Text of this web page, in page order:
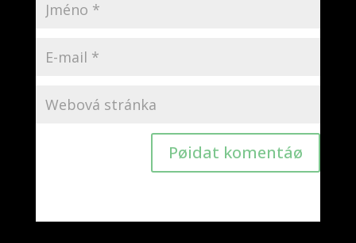
Pøidat komentáø